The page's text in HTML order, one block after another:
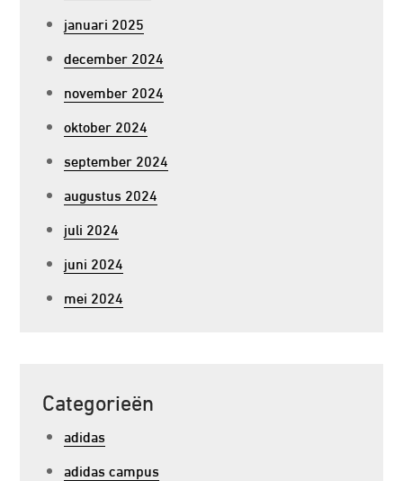
januari 2025
december 2024
november 2024
oktober 2024
september 2024
augustus 2024
juli 2024
juni 2024
mei 2024
Categorieën
adidas
adidas campus